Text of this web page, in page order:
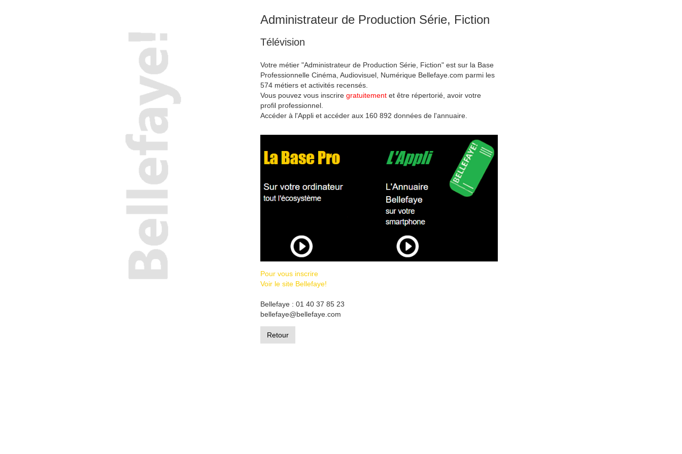
Administrateur de Production Série, Fiction
Télévision
Votre métier "Administrateur de Production Série, Fiction" est sur la Base
Professionnelle Cinéma, Audiovisuel, Numérique Bellefaye.com parmi les
574 métiers et activités recensés.
Vous pouvez vous inscrire gratuitementet être répertorié, avoir votre
profil professionnel.
Accéder à l'Appli et accéder aux 160 892 données de l'annuaire.
Pour vous inscrire
Voir le site Bellefaye!
Bellefaye : 01 40 37 85 23
bellefaye@bellefaye.com
Retour